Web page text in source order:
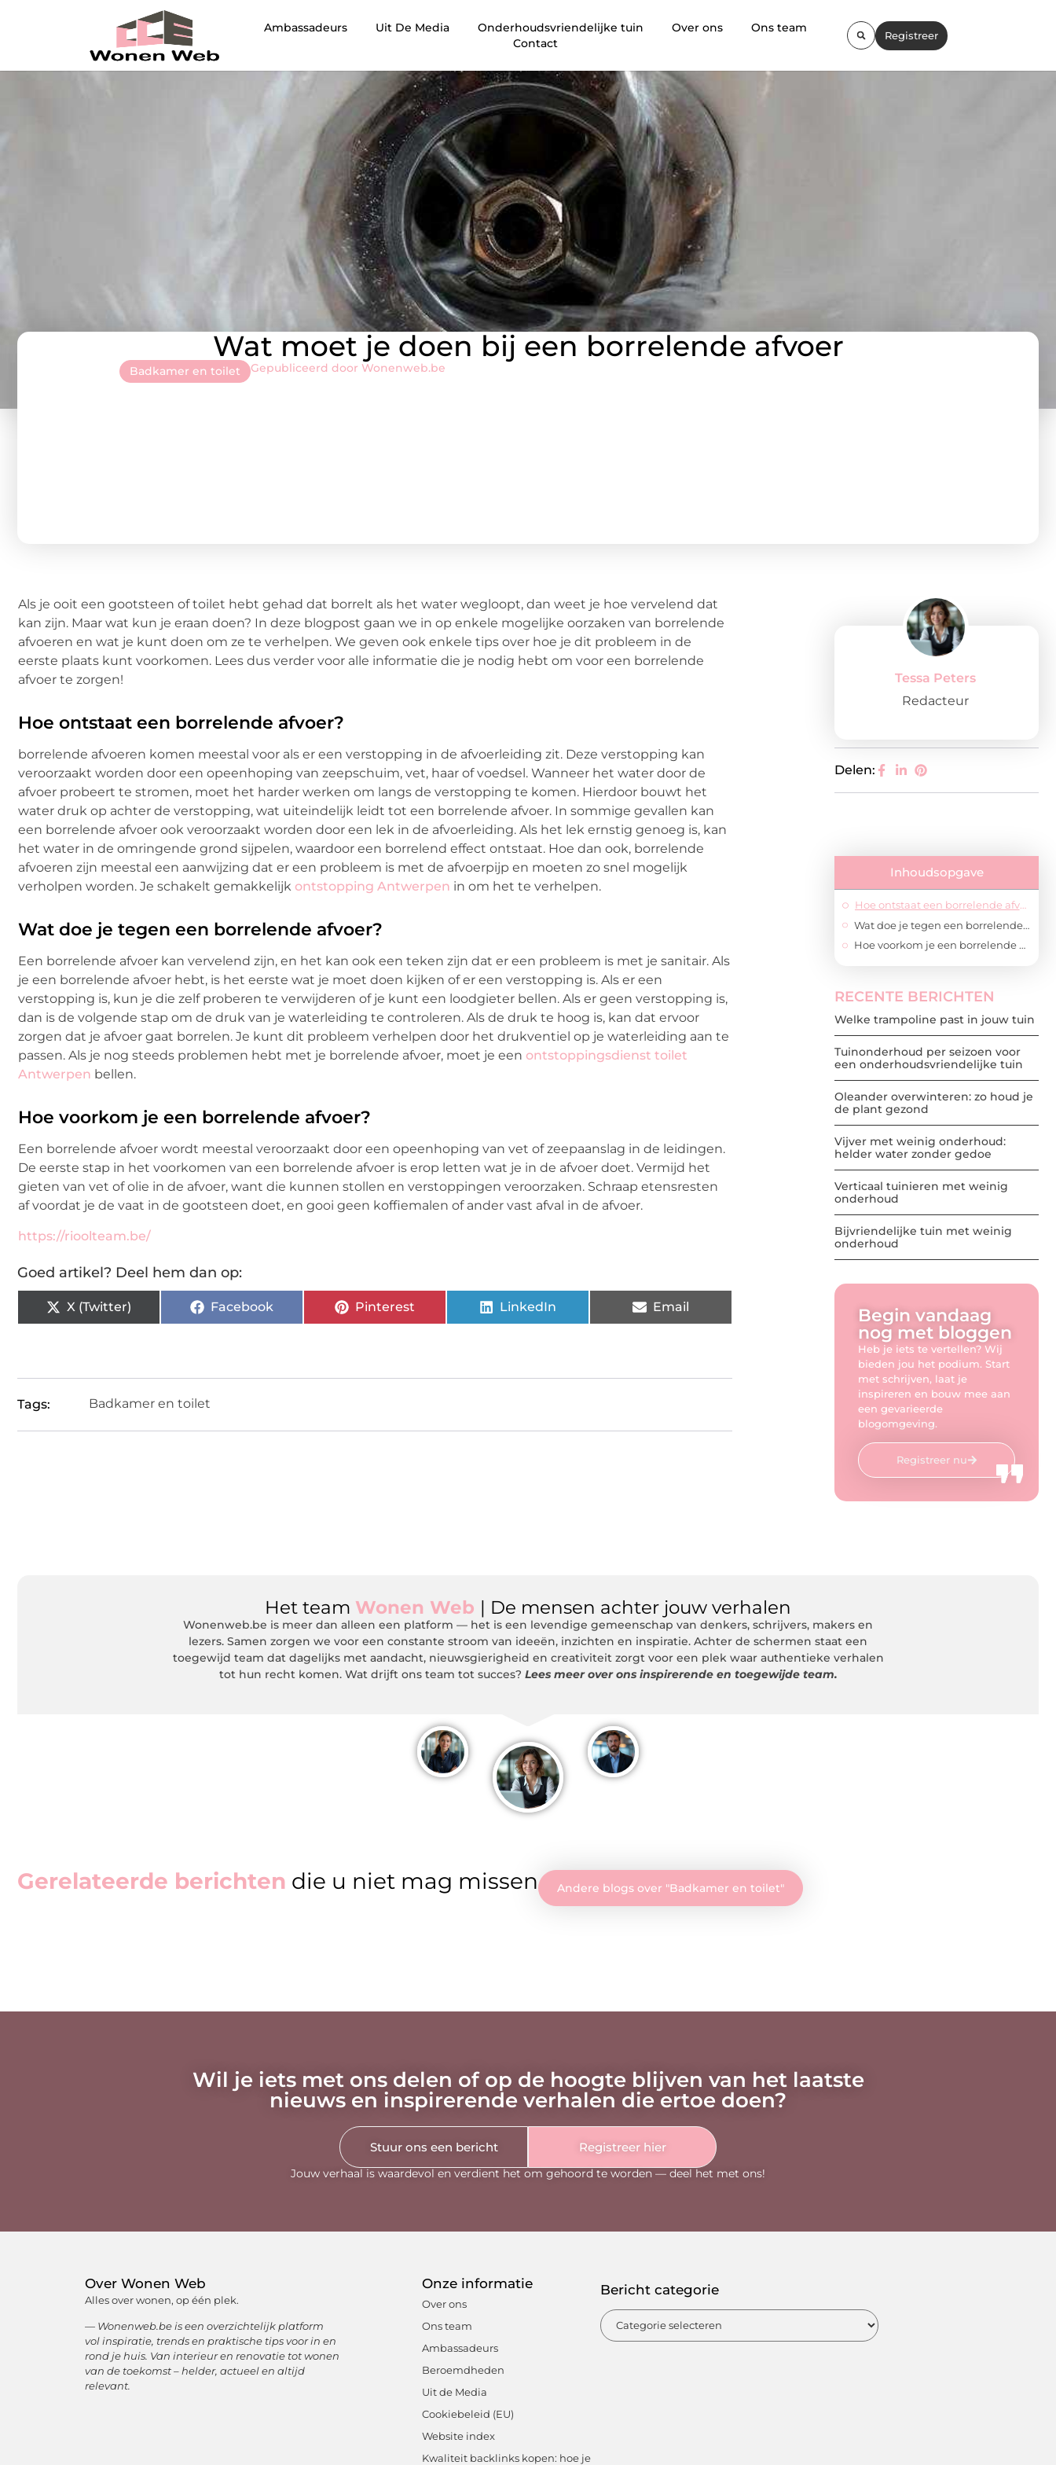
Ambassadeurs Uit De Media Onderhoudsvriendelijke tuin Over ons
Ons team
Contact
Registreer
Wat moet je doen bij een borrelende afvoer
Badkamer en toilet Gepubliceerd door Wonenweb.be
Als je ooit een gootsteen of toilet hebt gehad dat borrelt als het water wegloopt, dan weet je hoe vervelend dat
kan zijn. Maar wat kun je eraan doen? In deze blogpost gaan we in op enkele mogelijke oorzaken van borrelende
afvoeren en wat je kunt doen om ze te verhelpen. We geven ook enkele tips over hoe je dit probleem in de
eerste plaats kunt voorkomen. Lees dus verder voor alle informatie die je nodig hebt om voor een borrelende
afvoer te zorgen!
Hoe ontstaat een borrelende afvoer?
borrelende afvoeren komen meestal voor als er een verstopping in de afvoerleiding zit. Deze verstopping kan
veroorzaakt worden door een opeenhoping van zeepschuim, vet, haar of voedsel. Wanneer het water door de
afvoer probeert te stromen, moet het harder werken om langs de verstopping te komen. Hierdoor bouwt het
water druk op achter de verstopping, wat uiteindelijk leidt tot een borrelende afvoer. In sommige gevallen kan
een borrelende afvoer ook veroorzaakt worden door een lek in de afvoerleiding. Als het lek ernstig genoeg is, kan
het water in de omringende grond sijpelen, waardoor een borrelend effect ontstaat. Hoe dan ook, borrelende
afvoeren zijn meestal een aanwijzing dat er een probleem is met de afvoerpijp en moeten zo snel mogelijk
verholpen worden. Je schakelt gemakkelijk ontstopping Antwerpen in om het te verhelpen.
Wat doe je tegen een borrelende afvoer?
Een borrelende afvoer kan vervelend zijn, en het kan ook een teken zijn dat er een probleem is met je sanitair. Als
je een borrelende afvoer hebt, is het eerste wat je moet doen kijken of er een verstopping is. Als er een
verstopping is, kun je die zelf proberen te verwijderen of je kunt een loodgieter bellen. Als er geen verstopping is,
dan is de volgende stap om de druk van je waterleiding te controleren. Als de druk te hoog is, kan dat ervoor
zorgen dat je afvoer gaat borrelen. Je kunt dit probleem verhelpen door het drukventiel op je waterleiding aan te
passen. Als je nog steeds problemen hebt met je borrelende afvoer, moet je een ontstoppingsdienst toilet
Antwerpen bellen.
Hoe voorkom je een borrelende afvoer?
Een borrelende afvoer wordt meestal veroorzaakt door een opeenhoping van vet of zeepaanslag in de leidingen.
De eerste stap in het voorkomen van een borrelende afvoer is erop letten wat je in de afvoer doet. Vermijd het
gieten van vet of olie in de afvoer, want die kunnen stollen en verstoppingen veroorzaken. Schraap etensresten
af voordat je de vaat in de gootsteen doet, en gooi geen koffiemalen of ander vast afval in de afvoer.
https://rioolteam.be/
Goed artikel? Deel hem dan op:
X (Twitter) Facebook Pinterest LinkedIn Email
Tags: Badkamer en toilet
Tessa Peters
Redacteur
Delen:
Inhoudsopgave
Hoe ontstaat een borrelende afvoer?
Wat doe je tegen een borrelende afvoer?
Hoe voorkom je een borrelende afvoer?
RECENTE BERICHTEN
Welke trampoline past in jouw tuin
Tuinonderhoud per seizoen voor
een onderhoudsvriendelijke tuin
Oleander overwinteren: zo houd je
de plant gezond
Vijver met weinig onderhoud:
helder water zonder gedoe
Verticaal tuinieren met weinig
onderhoud
Bijvriendelijke tuin met weinig
onderhoud
Begin vandaag
nog met bloggen
Heb je iets te vertellen? Wij
bieden jou het podium. Start
met schrijven, laat je
inspireren en bouw mee aan
een gevarieerde
blogomgeving.
Registreer nu
Het team Wonen Web | De mensen achter jouw verhalen
Wonenweb.be is meer dan alleen een platform — het is een levendige gemeenschap van denkers, schrijvers, makers en
lezers. Samen zorgen we voor een constante stroom van ideeën, inzichten en inspiratie. Achter de schermen staat een
toegewijd team dat dagelijks met aandacht, nieuwsgierigheid en creativiteit zorgt voor een plek waar authentieke verhalen
tot hun recht komen. Wat drijft ons team tot succes? Lees meer over ons inspirerende en toegewijde team.
Gerelateerde berichten die u niet mag missen Andere blogs over "Badkamer en toilet"
Wil je iets met ons delen of op de hoogte blijven van het laatste
nieuws en inspirerende verhalen die ertoe doen?
Stuur ons een bericht Registreer hier
Jouw verhaal is waardevol en verdient het om gehoord te worden — deel het met ons!
Over Wonen Web
Alles over wonen, op één plek.
— Wonenweb.be is een overzichtelijk platform
vol inspiratie, trends en praktische tips voor in en
rond je huis. Van interieur en renovatie tot wonen
van de toekomst – helder, actueel en altijd
relevant.
Onze informatie
Over ons
Ons team
Ambassadeurs
Beroemdheden
Uit de Media
Cookiebeleid (EU)
Website index
Kwaliteit backlinks kopen: hoe je
Bericht categorie